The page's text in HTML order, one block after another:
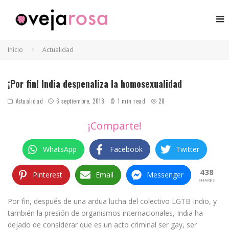
Inicio Actualidad
¡Por fin! India despenaliza la homosexualidad
Actualidad 6 septiembre, 2018 1 min read 28
¡Comparte!
WhatsApp Facebook Twitter
Pinterest Email Messenger 438
SHARES
Por fin, después de una ardua lucha del colectivo LGTB Indio, y
también la presión de organismos internacionales, India ha
dejado de considerar que es un acto criminal ser gay, ser